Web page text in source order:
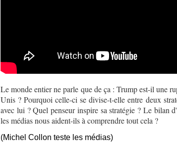
Le monde entier ne parle que de ça : Trump est-il une
Unis ? Pourquoi celle-ci se divise-t-elle entre deux
avec lui ? Quel penseur inspire sa stratégie ? Le bilan
les médias nous aident-ils à comprendre tout cela ?
(Michel Collon teste les médias)